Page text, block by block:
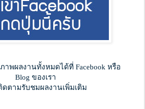
าพผลงานทั้งหมดได้ที่ Facebook หรือ
Blog ของเรา
ดตามรับชมผลงานเพิ่มเติม